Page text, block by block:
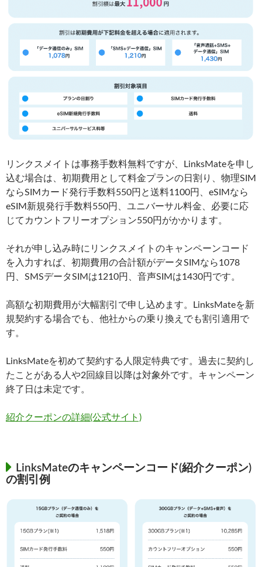
リンクスメイトは事務手数料無料ですが、LinksMateを申し
込む場合は、初期費用として料金プランの日割り、物理SIM
ならSIMカード発行手数料550円と送料1100円、eSIMなら
eSIM新規発行手数料550円、ユニバーサル料金、必要に応
じてカウントフリーオプション550円がかかります。
それが申し込み時にリンクスメイトのキャンペーンコード
を入力すれば、初期費用の合計額がデータSIMなら1078
円、SMSデータSIMは1210円、音声SIMは1430円です。
高額な初期費用が大幅割引で申し込めます。LinksMateを新
規契約する場合でも、他社からの乗り換えでも割引適用で
す。
LinksMateを初めて契約する人限定特典です。過去に契約し
たことがある人や2回線目以降は対象外です。キャンペーン
終了日は未定です。
紹介クーポンの詳細(公式サイト)
LinksMateのキャンペーンコード(紹介クーポン)
の割引例